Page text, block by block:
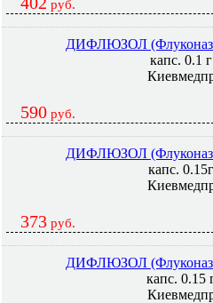
руб.
ДИФЛЮЗОЛ
капс. 0.1
590 руб.
ДИФЛЮЗОЛ
капс.
373 руб.
ДИФЛЮЗОЛ
капс. 0.15